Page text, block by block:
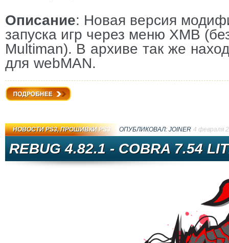
Описание: Новая версия
запуска игр через меню XMB
Multiman). В архиве так же
дляwebMAN.
НОВОСТИ PS3,ПРОШИВКИ PS3 ОПУБЛИКОВАЛ: JOINER 4 февраля
REBUG 4.82.1 - COBRA 7.54